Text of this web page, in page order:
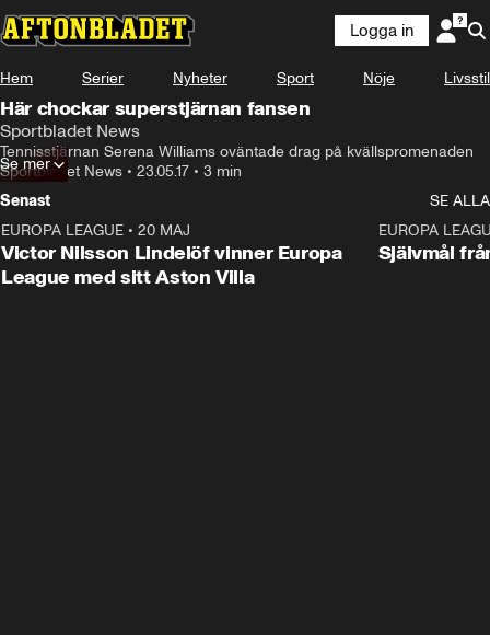
Logga in
Hem Serier Nyheter Sport Nöje Livsstil
Här chockar superstjärnan fansen
Sportbladet News
Tennisstjärnan Serena Williams oväntade drag på kvällspromenaden
Sportbladet News • 23.05.17 • 3 min
Se mer
Senast
SE ALLA
EUROPA LEAGUE • 20 MAJ
Victor Nilsson Lindelöf vinner Europa
League med sitt Aston Villa
EUROPA
Självmål